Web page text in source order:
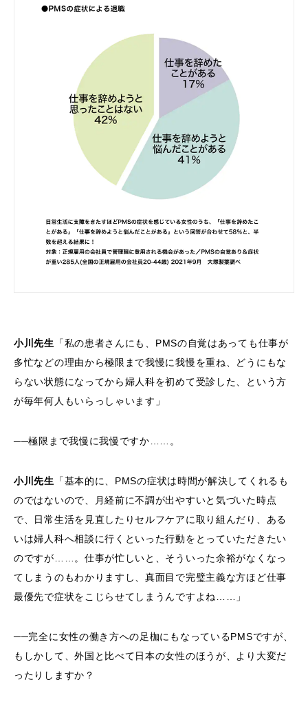
小川先生 「私の患者さんにも、PMSの自覚はあっても仕事が
多忙などの理由から極限まで我慢に我慢を重ね、どうにもな
らない状態になってから婦人科を初めて受診した、という方
が毎年何人もいらっしゃいます」
──極限まで我慢に我慢ですか……。
小川先生 「基本的に、PMSの症状は時間が解決してくれるも
のではないので、月経前に不調が出やすいと気づいた時点
で、日常生活を見直したりセルフケアに取り組んだり、ある
いは婦人科へ相談に行くといった行動をとっていただきたい
のですが……。仕事が忙しいと、そういった余裕がなくなっ
てしまうのもわかりますし、真面目で完璧主義な方ほど仕事
最優先で症状をこじらせてしまうんですよね……」
──完全に女性の働き方への足枷にもなっているPMSですが、
もしかして、外国と比べて日本の女性のほうが、より大変だ
ったりしますか？